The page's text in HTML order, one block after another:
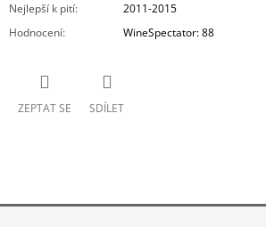
Nejlepší k pití:
2011-2015
Hodnocení: WineSpectator: 88
ZEPTAT SE SDÍLET